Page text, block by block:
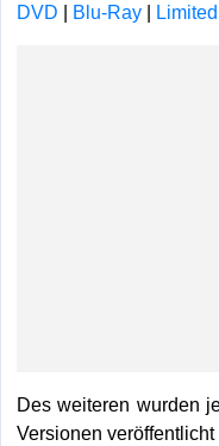
DVD
Blu-Ray|
Des weiteren wurden
Versionen